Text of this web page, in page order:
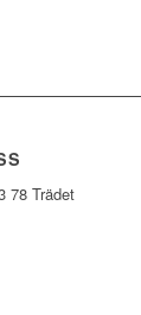
78 Trädet